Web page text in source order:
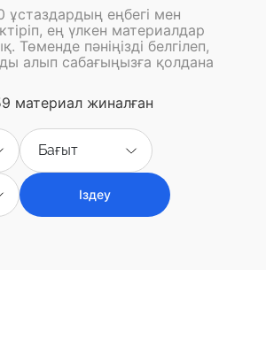
ұстаздардың еңбегі мен
ең үлкен материалдар
Төменде пәніңізді белгілеп,
алып сабағыңызға қолдана
материал жиналған
Бағыт
Іздеу